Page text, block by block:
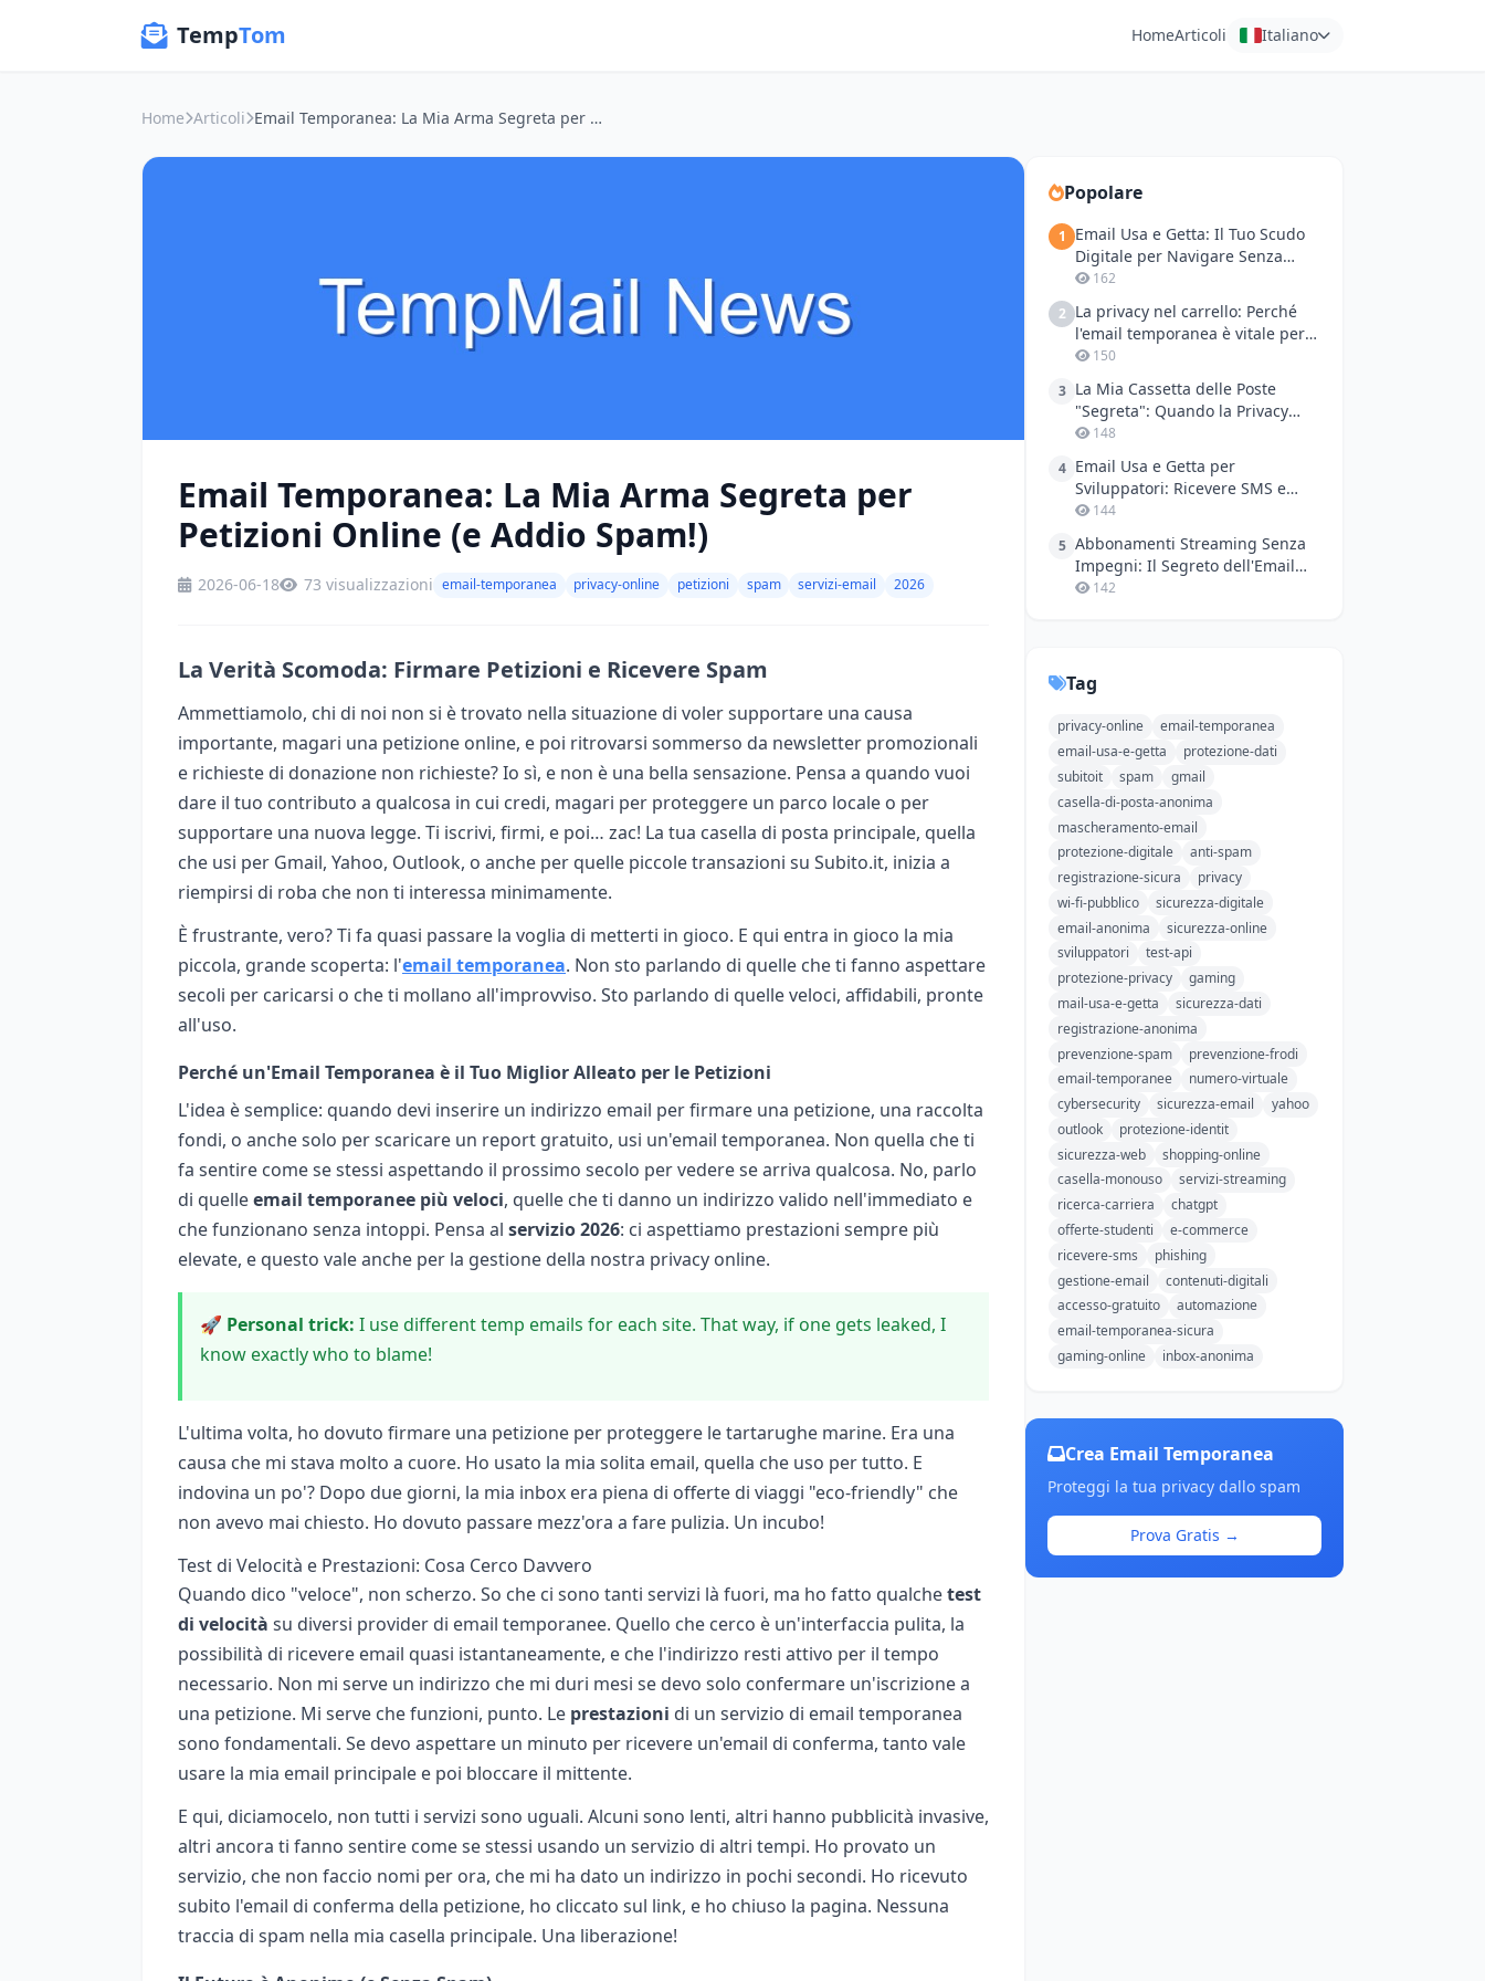
TempTom HomeArticoli Italiano
Home Articoli Email Temporanea: La Mia Arma Segreta per Petizioni Online (e Addio Spam!)
Email Temporanea: La Mia Arma Segreta per
Petizioni Online (e Addio Spam!)
2026-06-18 73 visualizzazioni email-temporanea privacy-online petizioni spam servizi-email 2026
La Verità Scomoda: Firmare Petizioni e Ricevere Spam
Ammettiamolo, chi di noi non si è trovato nella situazione di voler supportare una causa
importante, magari una petizione online, e poi ritrovarsi sommerso da newsletter promozionali
e richieste di donazione non richieste? Io sì, e non è una bella sensazione. Pensa a quando vuoi
dare il tuo contributo a qualcosa in cui credi, magari per proteggere un parco locale o per
supportare una nuova legge. Ti iscrivi, firmi, e poi… zac! La tua casella di posta principale, quella
che usi per Gmail, Yahoo, Outlook, o anche per quelle piccole transazioni su Subito.it, inizia a
riempirsi di roba che non ti interessa minimamente.
È frustrante, vero? Ti fa quasi passare la voglia di metterti in gioco. E qui entra in gioco la mia
piccola, grande scoperta: l'email temporanea. Non sto parlando di quelle che ti fanno aspettare
secoli per caricarsi o che ti mollano all'improvviso. Sto parlando di quelle veloci, affidabili, pronte
all'uso.
Perché un'Email Temporanea è il Tuo Miglior Alleato per le Petizioni
L'idea è semplice: quando devi inserire un indirizzo email per firmare una petizione, una raccolta
fondi, o anche solo per scaricare un report gratuito, usi un'email temporanea. Non quella che ti
fa sentire come se stessi aspettando il prossimo secolo per vedere se arriva qualcosa. No, parlo
di quelleemail temporanee più veloci, quelle che ti danno un indirizzo valido nell'immediato e
che funzionano senza intoppi. Pensa al servizio 2026: ci aspettiamo prestazioni sempre più
elevate, e questo vale anche per la gestione della nostra privacy online.
🚀 Personal trick: I use different temp emails for each site. That way, if one gets leaked, I
know exactly who to blame!
L'ultima volta, ho dovuto firmare una petizione per proteggere le tartarughe marine. Era una
causa che mi stava molto a cuore. Ho usato la mia solita email, quella che uso per tutto. E
indovina un po'? Dopo due giorni, la mia inbox era piena di offerte di viaggi "eco-friendly" che
non avevo mai chiesto. Ho dovuto passare mezz'ora a fare pulizia. Un incubo!
Test di Velocità e Prestazioni: Cosa Cerco Davvero
Quando dico "veloce", non scherzo. So che ci sono tanti servizi là fuori, ma ho fatto qualchetest
di velocità su diversi provider di email temporanee. Quello che cerco è un'interfaccia pulita, la
possibilità di ricevere email quasi istantaneamente, e che l'indirizzo resti attivo per il tempo
necessario. Non mi serve un indirizzo che mi duri mesi se devo solo confermare un'iscrizione a
una petizione. Mi serve che funzioni, punto. Le prestazioni di un servizio di email temporanea
sono fondamentali. Se devo aspettare un minuto per ricevere un'email di conferma, tanto vale
usare la mia email principale e poi bloccare il mittente.
E qui, diciamocelo, non tutti i servizi sono uguali. Alcuni sono lenti, altri hanno pubblicità invasive,
altri ancora ti fanno sentire come se stessi usando un servizio di altri tempi. Ho provato un
servizio, che non faccio nomi per ora, che mi ha dato un indirizzo in pochi secondi. Ho ricevuto
subito l'email di conferma della petizione, ho cliccato sul link, e ho chiuso la pagina. Nessuna
traccia di spam nella mia casella principale. Una liberazione!
Popolare
1
Email Usa e Getta: Il Tuo Scudo
Digitale per Navigare Senza
Tracce
162
2 La privacy nel carrello: Perché
l'email temporanea è vitale per
lo shopping transfrontaliero
150
3 La Mia Cassetta delle Poste
"Segreta": Quando la Privacy
Online Diventa un Gioco da
Ragazzi
148
4 Email Usa e Getta per
Sviluppatori: Ricevere SMS e
Numeri Virtuali Senza Stress
144
5 Abbonamenti Streaming Senza
Impegni: Il Segreto dell'Email
Temporanea
142
Tag
privacy-online
email-temporanea
email-usa-e-getta
protezione-dati
subitoit
spam
gmail
casella-di-posta-anonima
mascheramento-email
protezione-digitale
anti-spam
registrazione-sicura
privacy
wi-fi-pubblico
sicurezza-digitale
email-anonima
sicurezza-online
sviluppatori
test-api
protezione-privacy
gaming
mail-usa-e-getta
sicurezza-dati
registrazione-anonima
prevenzione-spam
prevenzione-frodi
email-temporanee
numero-virtuale
cybersecurity
sicurezza-email
yahoo
outlook
protezione-identit
sicurezza-web
shopping-online
casella-monouso
servizi-streaming
ricerca-carriera
chatgpt
offerte-studenti
e-commerce
ricevere-sms
phishing
gestione-email
contenuti-digitali
accesso-gratuito
automazione
email-temporanea-sicura
gaming-online
inbox-anonima
Crea Email Temporanea
Proteggi la tua privacy dallo spam
Prova Gratis →